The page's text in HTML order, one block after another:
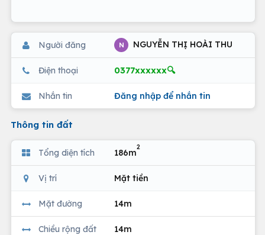
Người đăng N NGUYỄN THỊ HOÀI THU
Điện thoại 0377xxxxxx🔍
Nhắn tin Đăng nhập để nhắn tin
Thông tin đất
Tổng diện tích 186m
2
Vị trí Mặt tiền
Mặt đường 14m
Chiều rộng đất 14m